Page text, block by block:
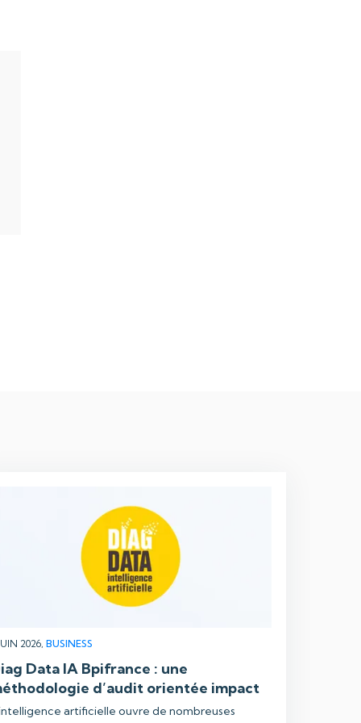
2026, BUSINESS
Data IA Bpifrance : une
d’audit orientée impact
artificielle ouvre de nombreuses